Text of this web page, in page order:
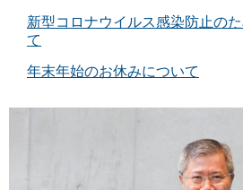
新型コロナウイルス感染防止の
て
年末年始のお休みについて